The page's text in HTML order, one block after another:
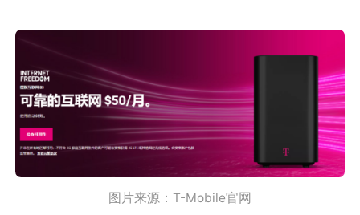
图片来源：T-Mobile官网